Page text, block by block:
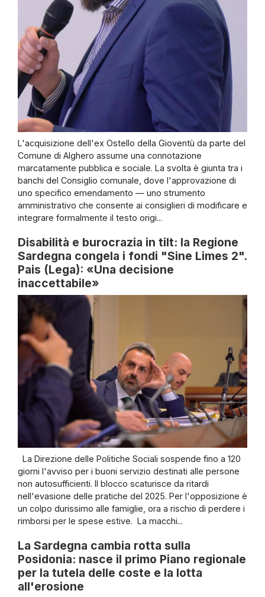
L'acquisizione dell'ex Ostello della Gioventù da parte del
Comune di Alghero assume una connotazione
marcatamente pubblica e sociale. La svolta è giunta tra i
banchi del Consiglio comunale, dove l'approvazione di
uno specifico emendamento — uno strumento
amministrativo che consente ai consiglieri di modificare e
integrare formalmente il testo origi...
Disabilità e burocrazia in tilt: la Regione
Sardegna congela i fondi "Sine Limes 2".
Pais (Lega): «Una decisione
inaccettabile»
La Direzione delle Politiche Sociali sospende fino a 120
giorni l'avviso per i buoni servizio destinati alle persone
non autosufficienti. Il blocco scaturisce da ritardi
nell'evasione delle pratiche del 2025. Per l'opposizione è
un colpo durissimo alle famiglie, ora a rischio di perdere i
rimborsi per le spese estive. La macchi...
La Sardegna cambia rotta sulla
Posidonia: nasce il primo Piano regionale
per la tutela delle coste e la lotta
all'erosione